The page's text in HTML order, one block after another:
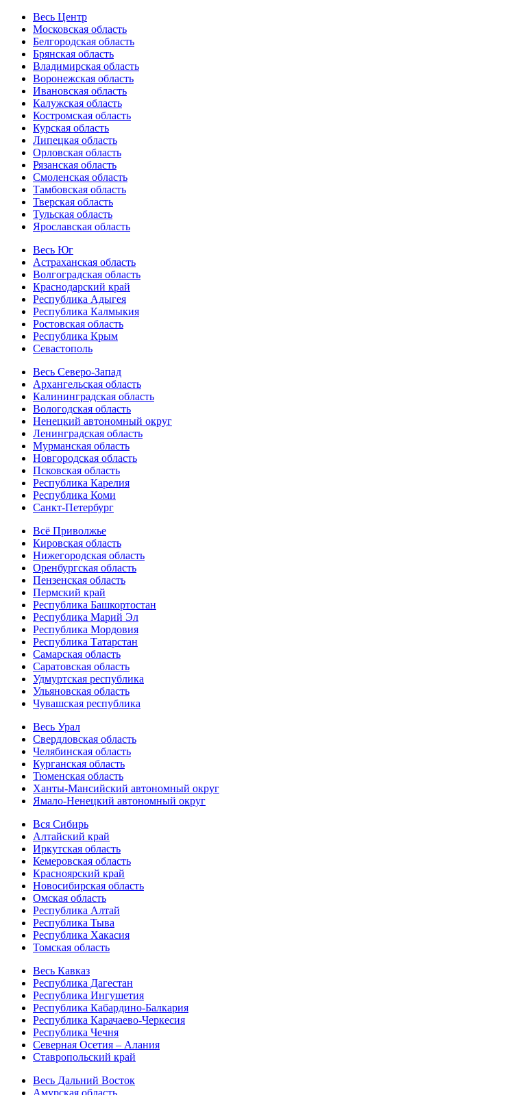
Весь Центр
Московская область
Белгородская область
Брянская область
Владимирская область
Воронежская область
Ивановская область
Калужская область
Костромская область
Курская область
Липецкая область
Орловская область
Рязанская область
Смоленская область
Тамбовская область
Тверская область
Тульская область
Ярославская область
Весь Юг
Астраханская область
Волгоградская область
Краснодарский край
Республика Адыгея
Республика Калмыкия
Ростовская область
Республика Крым
Севастополь
Весь Северо-Запад
Архангельская область
Калининградская область
Вологодская область
Ненецкий автономный округ
Ленинградская область
Мурманская область
Новгородская область
Псковская область
Республика Карелия
Республика Коми
Санкт-Петербург
Всё Приволжье
Кировская область
Нижегородская область
Оренбургская область
Пензенская область
Пермский край
Республика Башкортостан
Республика Марий Эл
Республика Мордовия
Республика Татарстан
Самарская область
Саратовская область
Удмуртская республика
Ульяновская область
Чувашская республика
Весь Урал
Свердловская область
Челябинская область
Курганская область
Тюменская область
Ханты-Мансийский автономный округ
Ямало-Ненецкий автономный округ
Вся Сибирь
Алтайский край
Иркутская область
Кемеровская область
Красноярский край
Новосибирская область
Омская область
Республика Алтай
Республика Тыва
Республика Хакасия
Томская область
Весь Кавказ
Республика Дагестан
Республика Ингушетия
Республика Кабардино-Балкария
Республика Карачаево-Черкесия
Республика Чечня
Северная Осетия – Алания
Ставропольский край
Весь Дальний Восток
Амурская область